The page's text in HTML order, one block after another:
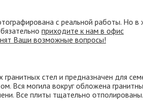
с реальной работы. Но в
приходите к нам в офис
Ваши возможные вопросы!
стел и предназначен для
Вся могила вокруг обложена
Все плиты тщательно